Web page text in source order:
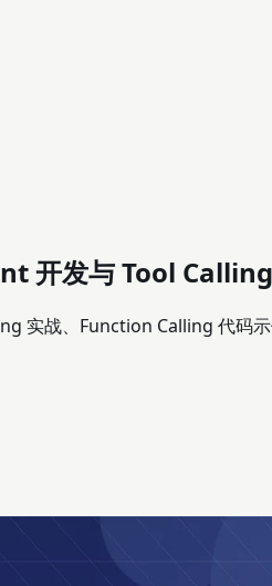
开发与 Tool
实战、Function Calling 代码